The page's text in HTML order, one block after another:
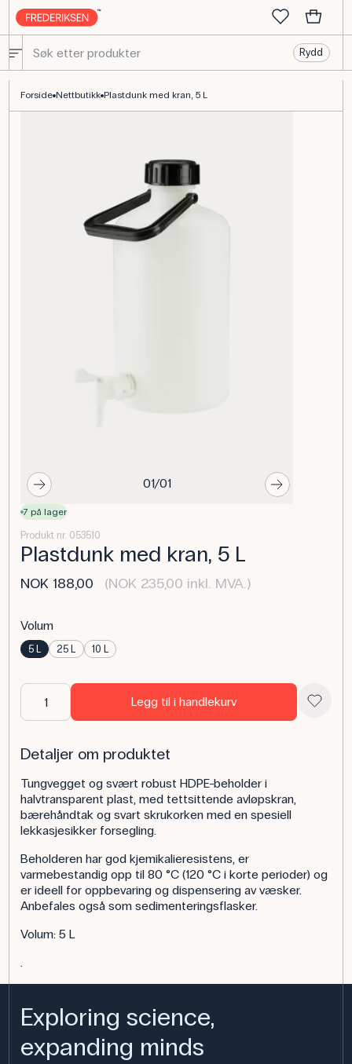
Rydd
Forside Nettbutikk Plastdunk med kran, 5 L
01/01
7 på lager
Produkt nr. 053510
Plastdunk med kran, 5 L
NOK 188,00 (NOK 235,00 inkl. MVA.)
Volum
5 L 25 L 10 L
Legg til i handlekurv
Detaljer om produktet
Tungvegget og svært robust HDPE-beholder i
halvtransparent plast, med tettsittende avløpskran,
bærehåndtak og svart skrukorken med en spesiell
lekkasjesikker forsegling.
Beholderen har god kjemikalieresistens, er
varmebestandig opp til 80 °C (120 °C i korte perioder) og
er ideell for oppbevaring og dispensering av væsker.
Anbefales også som sedimenteringsflasker.
Volum: 5 L
.
Exploring science,
expanding minds